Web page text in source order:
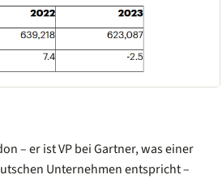
– er ist VP bei Gartner, was einer
Unternehmen entspricht –